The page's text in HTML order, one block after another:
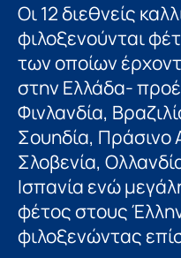
Οι 12 διεθνείς
φιλοξενούνται
των οποίων
στην Ελλάδα-
Φινλανδία,
Σουηδία, Πράσινο
Σλοβενία,
Ισπανία ενώ
φέτος στους
φιλοξενώντας